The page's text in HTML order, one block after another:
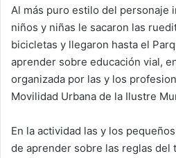
Al más puro estilo del personaje
niños y niñas le sacaron las
bicicletas y llegaron hasta el
aprender sobre educación vial,
organizada por las y los
Movilidad Urbana de la Ilustre
En la actividad las y los
de aprender sobre las reglas del